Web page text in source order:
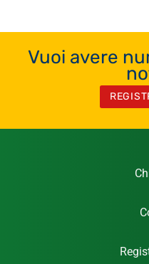
Vuoi avere